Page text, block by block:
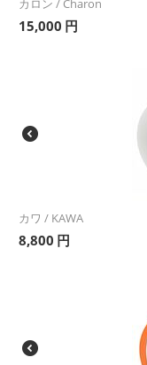
カロン / Charon
15,000 円
カワ / KAWA
8,800 円